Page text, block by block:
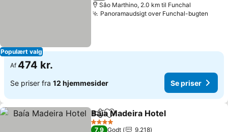
Populært valg
Sâo Marthino, 2.0 km til Funchal
Panoramaudsigt over Funchal-bugten
Af 474 kr.
Se priser fra 12 hjemmesider Se priser
Del Føj til favoritter
Baía Madeira Hotel
4 Stjerner
7,9 Godt
9.218